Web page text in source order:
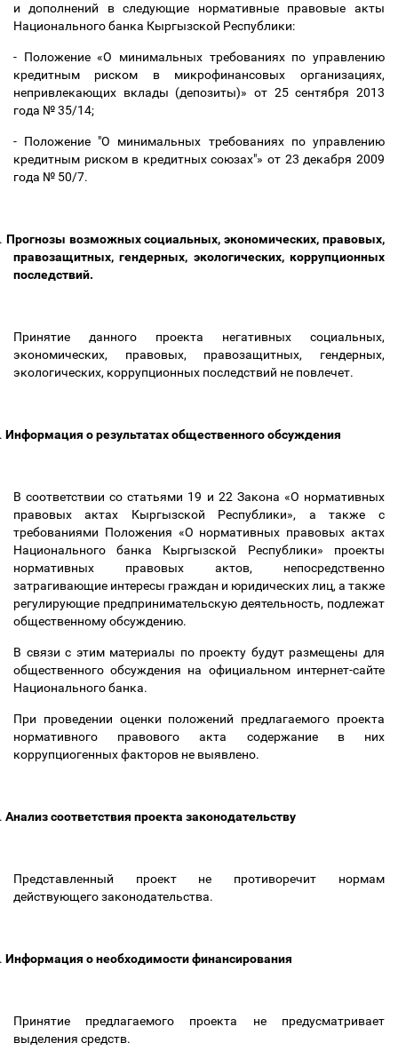
и дополнений в следующие нормативные правовые акты
Национального банка Кыргызской Республики:
- Положение «О минимальных требованиях по управлению
кредитным риском в микрофинансовых организациях,
непривлекающих вклады (депозиты)» от 25 сентября 2013
года № 35/14;
- Положение "О минимальных требованиях по управлению
кредитным риском в кредитных союзах"» от 23 декабря 2009
года № 50/7.
Прогнозы возможных социальных, экономических, правовых,
правозащитных, гендерных, экологических, коррупционных
последствий.
Принятие данного проекта негативных социальных,
экономических, правовых, правозащитных, гендерных,
экологических, коррупционных последствий не повлечет.
Информация о результатах общественного обсуждения
В соответствии со статьями 19 и 22 Закона «О нормативных
правовых актах Кыргызской Республики», а также с
требованиями Положения «О нормативных правовых актах
Национального банка Кыргызской Республики» проекты
нормативных правовых актов, непосредственно
затрагивающие интересы граждан и юридических лиц, а также
регулирующие предпринимательскую деятельность, подлежат
общественному обсуждению.
В связи с этим материалы по проекту будут размещены для
общественного обсуждения на официальном интернет-сайте
Национального банка.
При проведении оценки положений предлагаемого проекта
нормативного правового акта содержание в них
коррупциогенных факторов не выявлено.
Анализ соответствия проекта законодательству
Представленный проект не противоречит нормам
действующего законодательства.
Информация о необходимости финансирования
Принятие предлагаемого проекта не предусматривает
выделения средств.